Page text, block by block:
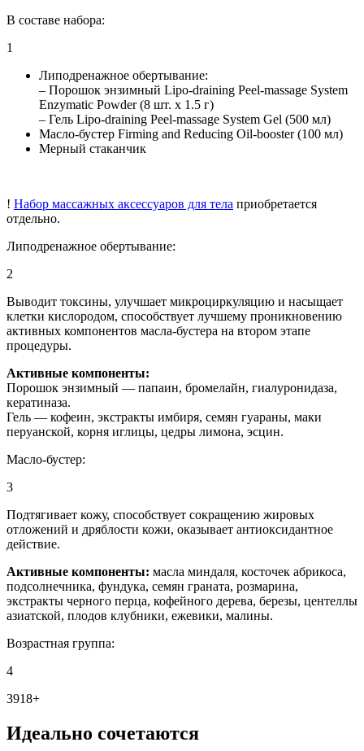
В составе набора:
1
Липодренажное обертывание:
– Порошок энзимный Lipo-draining Peel-massage System
Enzymatic Powder (8 шт. х 1.5 г)
– Гель Lipo-draining Peel-massage System Gel (500 мл)
Масло-бустер Firming and Reducing Oil-booster (100 мл)
Мерный стаканчик
! Набор массажных аксессуаров для тела приобретается
отдельно.
Липодренажное обертывание:
2
Выводит токсины, улучшает микроциркуляцию и насыщает
клетки кислородом, способствует лучшему проникновению
активных компонентов масла-бустера на втором этапе
процедуры.
Активные компоненты:
Порошок энзимный — папаин, бромелайн, гиалуронидаза,
кератиназа.
Гель — кофеин, экстракты имбиря, семян гуараны, маки
перуанской, корня иглицы, цедры лимона, эсцин.
Масло-бустер:
3
Подтягивает кожу, способствует сокращению жировых
отложений и дряблости кожи, оказывает антиоксидантное
действие.
Активные компоненты: масла миндаля, косточек абрикоса,
подсолнечника, фундука, семян граната, розмарина,
экстракты черного перца, кофейного дерева, березы, центеллы
азиатской, плодов клубники, ежевики, малины.
Возрастная группа:
4
3918+
Идеально сочетаются